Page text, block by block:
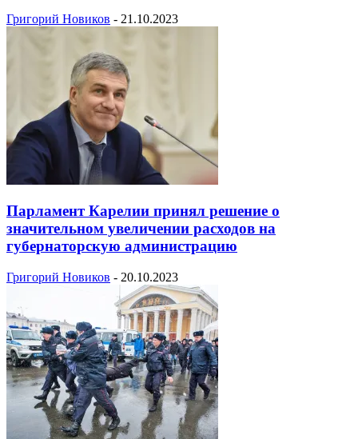
Григорий Новиков - 21.10.2023
Парламент Карелии принял решение о
значительном увеличении расходов на
губернаторскую администрацию
Григорий Новиков - 20.10.2023